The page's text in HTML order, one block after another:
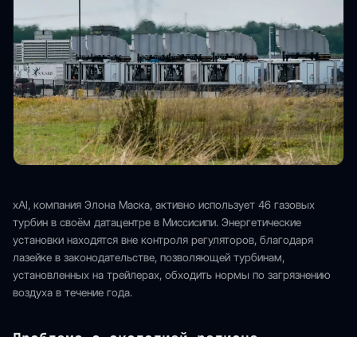
xAI, компания Элона Маска, активно использует 46 газовых
турбин в своём датацентре в Миссисипи. Энергетические
установки находятся вне контроля регуляторов, благодаря
лазейке в законодательстве, позволяющей турбинам,
установленных на трейлерах, обходить нормы по загрязнению
воздуха в течение года.